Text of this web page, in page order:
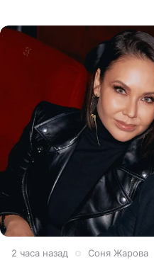
2 часа назад Соня Жарова